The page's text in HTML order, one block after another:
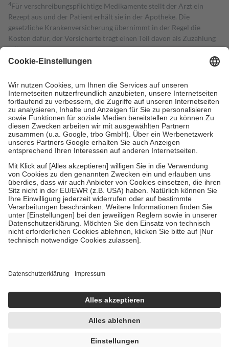
4Für verschreibungspflichtige Medikamente stellt der Arzt ein
Rezept aus und der Patient erhält sie in der Apotheke. Die
gesetzliche Krankenversicherung übernimmt in der Regel die
Kosten dafür, der Versicherte trägt einen Teil davon als Zuzahlung
mit.
Grundsätzlich leisten Mitglieder Zuzahlungen in Höhe von zehn
höchstens zehn Euro.
Es sind jedoch nie mehr als die tatsächlichen
Kosten der Leistung zu entrichten.
Diese Regeln gelten grundsätzlich auch für Online-Apotheken.
Bei Heilmitteln und häuslicher Krankenpflege beträgt die
Zuzahlung zehn Prozent der Kosten sowie zehn Euro je
Verordnung.
Um das Engagement der Versicherten für ihre eigene Gesundheit zu
stärken und die besondere Stellung der Familie zu unterstützen,
fallenkeine Zuzahlungenan bei:
• Kindern und Jugendlichen bis zum vollendeten 18. Lebensjahr
mit Ausnahme der Fahrkosten
• Untersuchungen zur Vorsorge und Früherkennung, die von der
GKV getragen werden
• empfohlenen Schutzimpfungen
• Harn- und Blutteststreifen
getroffen, um sicherzustellen, dass es sich um echte Bewertungen
https://help.etrusted.com/hc/de/articles/4419944605341
Einige Bilder und Inhalte wurden unter Zuhilfenahme künstlicher